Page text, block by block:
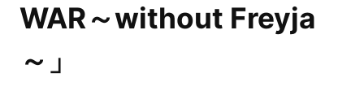
WAR～without Freyja
～」